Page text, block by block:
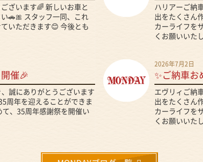
ざいます🌈 新しいお車と
🚗🎀 スタッフ一同、これ
いただきます😊 今後とも
ハリアーご納
出をたくさん
カーライフを
くお願いいた
催🎉
誠にありがとうございます
周年を迎えることができま
て、35周年感謝祭を開催い
2026年7月2日
✨ご納車お
エヴリィご納
出をたくさん
カーライフを
くお願いいた